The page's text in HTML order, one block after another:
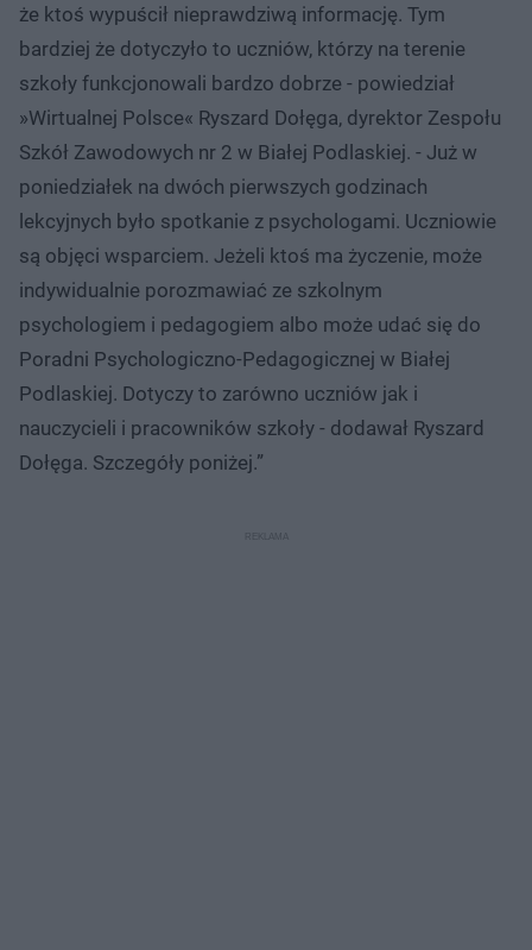
że ktoś wypuścił nieprawdziwą informację. Tym
bardziej że dotyczyło to uczniów, którzy na terenie
szkoły funkcjonowali bardzo dobrze - powiedział
»Wirtualnej Polsce« Ryszard Dołęga, dyrektor Zespołu
Szkół Zawodowych nr 2 w Białej Podlaskiej. - Już w
poniedziałek na dwóch pierwszych godzinach
lekcyjnych było spotkanie z psychologami. Uczniowie
są objęci wsparciem. Jeżeli ktoś ma życzenie, może
indywidualnie porozmawiać ze szkolnym
psychologiem i pedagogiem albo może udać się do
Poradni Psychologiczno-Pedagogicznej w Białej
Podlaskiej. Dotyczy to zarówno uczniów jak i
nauczycieli i pracowników szkoły - dodawał Ryszard
Dołęga. Szczegóły poniżej.”